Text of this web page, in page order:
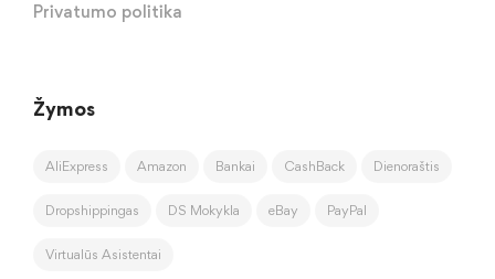
Privatumo politika
Žymos
AliExpress Amazon Bankai CashBack Dienoraštis
Dropshippingas DS Mokykla eBay PayPal
Virtualūs Asistentai